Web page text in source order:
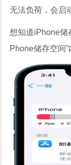
无法负荷，会启
想知道iPhone储
Phone储存空间”